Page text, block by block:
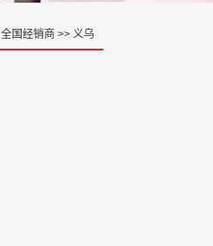
全国经销商 >> 义乌